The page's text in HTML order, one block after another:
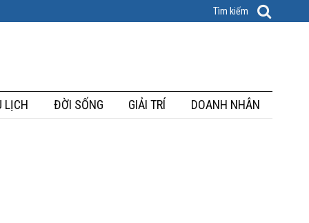
LỊCH ĐỜI SỐNG GIẢI TRÍ DOANH NHÂN